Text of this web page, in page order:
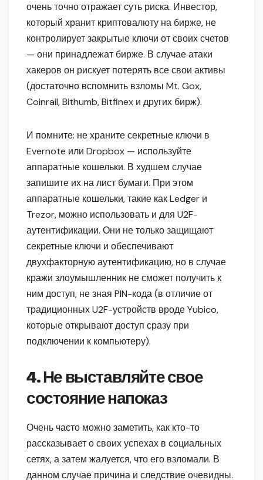
очень точно отражает суть риска. Инвестор,
который хранит криптовалюту на бирже, не
контролирует закрытые ключи от своих счетов
— они принадлежат бирже. В случае атаки
хакеров он рискует потерять все свои активы
(достаточно вспомнить взломы Mt. Gox,
Coinrail, Bithumb, Bitfinex и других бирж).
И помните: не храните секретные ключи в
Evernote или Dropbox — используйте
аппаратные кошельки. В худшем случае
запишите их на лист бумаги. При этом
аппаратные кошельки, такие как Ledger и
Trezor, можно использовать и для U2F-
аутентификации. Они не только защищают
секретные ключи и обеспечивают
двухфакторную аутентификацию, но в случае
кражи злоумышленник не сможет получить к
ним доступ, не зная PIN-кода (в отличие от
традиционных U2F-устройств вроде Yubico,
которые открывают доступ сразу при
подключении к компьютеру).
4. Не выставляйте свое
состояние напоказ
Очень часто можно заметить, как кто-то
рассказывает о своих успехах в социальных
сетях, а затем жалуется, что его взломали. В
данном случае причина и следствие очевидны.